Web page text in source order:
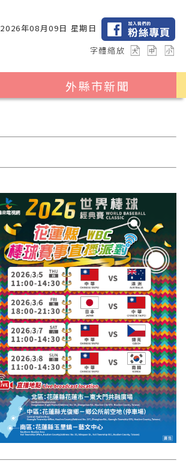
2026年08月09日 星期日
字體縮放
外縣市新聞
2024暑期夏令營專區
台中市
彰化縣
高雄市
國外報導
台東縣
關山鎮
苗栗縣
其他地區
新竹市
和平鄉
台南市